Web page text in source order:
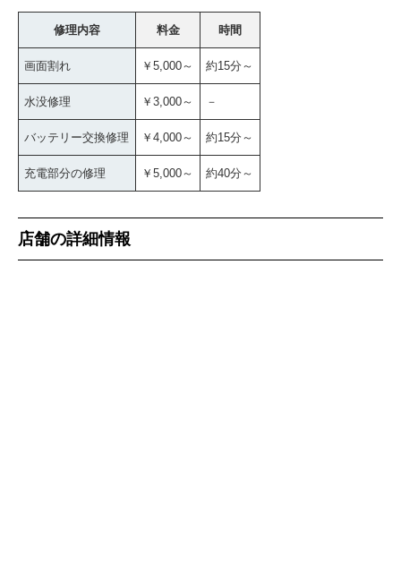
修理内容 料金 時間
画面割れ ￥5,000～ 約15分～
水没修理 ￥3,000～ －
バッテリー交換修理 ￥4,000～ 約15分～
充電部分の修理 ￥5,000～ 約40分～
店舗の詳細情報